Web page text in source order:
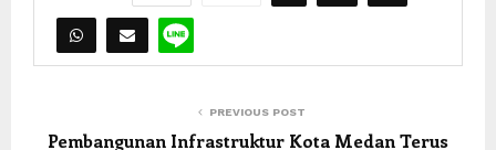
PREVIOUS POST
Pembangunan Infrastruktur Kota Medan Terus